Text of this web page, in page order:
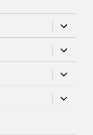
öffnen
öffnen
öffnen
öffnen